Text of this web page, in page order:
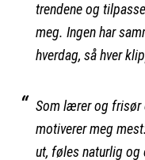
trendene og
meg. Ingen har
hverdag, så hver
Som lærer og frisør
motiverer meg
ut, føles naturlig og